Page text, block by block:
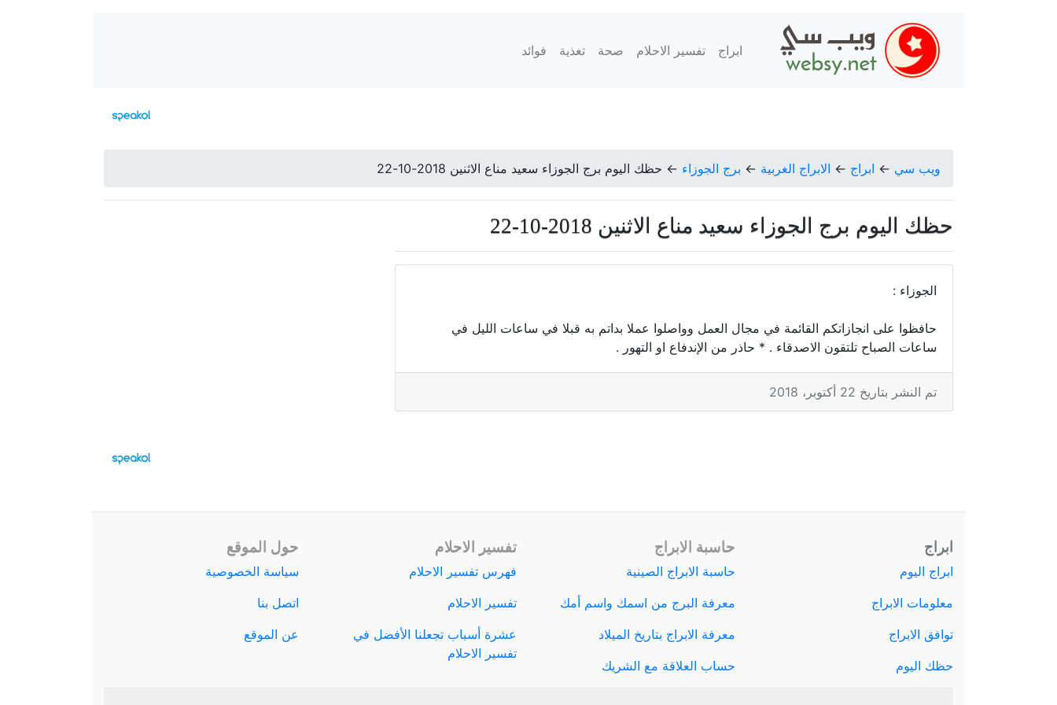
ابراج تفسير الاحلام صحة تغذية فوائد
ويب سي ← ابراج ← الابراج الغربية ← برج الجوزاء ← حظك اليوم برج الجوزاء سعيد مناع الاثنين 2018-10-22
حظك اليوم برج الجوزاء سعيد مناع الاثنين 2018-10-22
الجوزاء :
حافظوا على انجازاتكم القائمة في مجال العمل وواصلوا عملا بداتم به قبلا في ساعات الليل في
ساعات الصباح تلتقون الاصدقاء . * حاذر من الإندفاع او التهور .
تم النشر بتاريخ 22 أكتوبر، 2018
ابراج
ابراج اليوم
معلومات الابراج
توافق الابراج
حظك اليوم
حاسبة الابراج
حاسبة الابراج الصينية
معرفة البرج من اسمك واسم أمك
معرفة الابراج بتاريخ الميلاد
حساب العلاقة مع الشريك
تفسير الاحلام
فهرس تفسير الاحلام
تفسير الاحلام
عشرة أسباب تجعلنا الأفضل في
تفسير الاحلام
حول الموقع
سياسة الخصوصية
اتصل بنا
عن الموقع